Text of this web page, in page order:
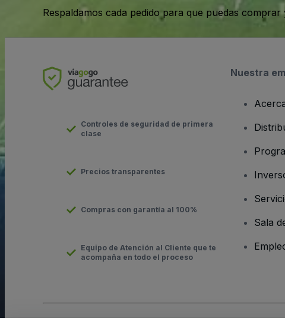
Respaldamos cada pedido para que puedas
Controles de seguridad de primera
clase
Precios transparentes
Compras con garantía al 100%
Equipo de Atención al Cliente que te
acompaña en todo el proceso
Nuestra
Sala